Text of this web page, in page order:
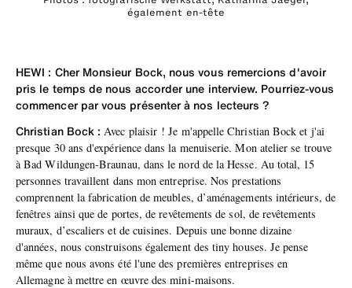
également en-tête
HEWI : Cher Monsieur Bock, nous vous remercions d'avoir
pris le temps de nous accorder une interview. Pourriez-vous
commencer par vous présenter à nos lecteurs ?
Christian Bock : Avec plaisir ! Je m'appelle Christian Bock et j'ai
presque 30 ans d'expérience dans la menuiserie. Mon atelier se trouve
à Bad Wildungen-Braunau, dans le nord de la Hesse. Au total, 15
personnes travaillent dans mon entreprise. Nos prestations
comprennent la fabrication de meubles, d’aménagements intérieurs, de
fenêtres ainsi que de portes, de revêtements de sol, de revêtements
muraux, d’escaliers et de cuisines. Depuis une bonne dizaine
d'années, nous construisons également des tiny houses. Je pense
même que nous avons été l'une des premières entreprises en
Allemagne à mettre en œuvre des mini-maisons.